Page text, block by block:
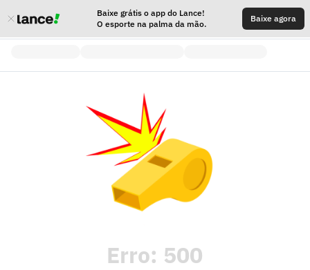
Baixe grátis o app do Lance!
O esporte na palma da mão.
Baixe agora
Erro: 500